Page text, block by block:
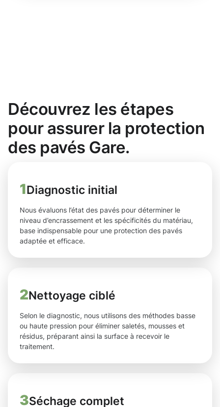
Découvrez les étapes
pour assurer la protection
des pavés Gare.
1Diagnostic initial
Nous évaluons l’état des pavés pour déterminer le
niveau d’encrassement et les spécificités du matériau,
base indispensable pour une protection des pavés
adaptée et efficace.
2Nettoyage ciblé
Selon le diagnostic, nous utilisons des méthodes basse
ou haute pression pour éliminer saletés, mousses et
résidus, préparant ainsi la surface à recevoir le
traitement.
3Séchage complet